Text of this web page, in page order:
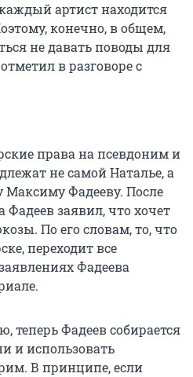
артист находится
конечно, в общем,
не давать поводы для
в разговоре с
права на псевдоним и
не самой Наталье, а
Фадееву. После
Фадеев заявил, что хочет
По его словам, то, что
переходит все
Фадеева
теперь Фадеев собирается
и использовать
В принципе, если